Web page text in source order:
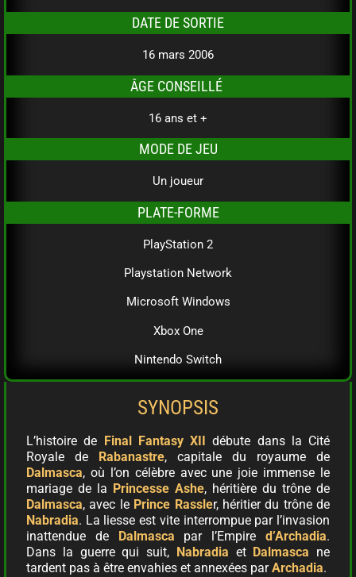
DATE DE SORTIE
16 mars 2006
ÂGE CONSEILLÉ
16 ans et +
MODE DE JEU
Un joueur
PLATE-FORME
PlayStation 2
Playstation Network
Microsoft Windows
Xbox One
Nintendo Switch
SYNOPSIS
L’histoire de Final Fantasy XII
débute dans la Cité
Royale de
Rabanastre, capitale du royaume de
Dalmasca, où l’on célèbre avec une joie immense le
mariage de la Princesse Ashe, héritière du trône de
Dalmasca, avec le Prince Rassler, héritier du trône de
Nabradia. La liesse est vite interrompue par l’invasion
inattendue de
Dalmasca par l’Empired’Archadia.
Dans la guerre qui suit,
Nabradia et Dalmasca ne
tardent pas à être envahies et annexées parArchadia.